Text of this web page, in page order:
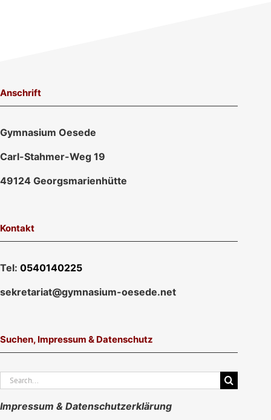
Anschrift
Gymnasium Oesede
Carl-Stahmer-Weg 19
49124 Georgsmarienhütte
Kontakt
Tel: 0540140225
sekretariat@gymnasium-oesede.net
Suchen, Impressum & Datenschutz
Suche
nach:
Impressum & Datenschutzerklärung